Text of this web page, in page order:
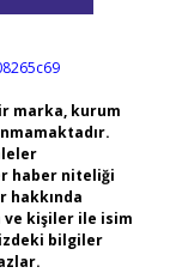
marka, kurum
haber niteliği
hakkında
ve kişiler ile isim
bilgiler